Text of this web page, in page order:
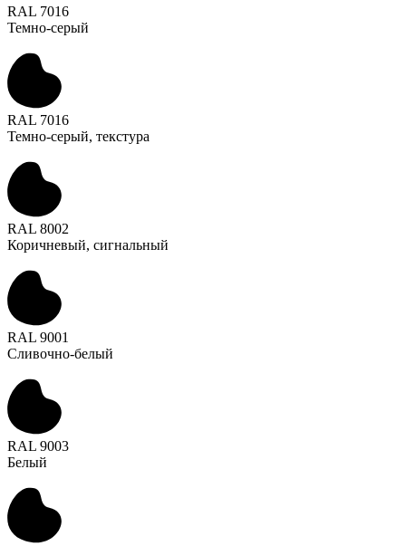
RAL 7016
Темно-серый
RAL 7016
Темно-серый, текстура
RAL 8002
Коричневый, сигнальный
RAL 9001
Сливочно-белый
RAL 9003
Белый